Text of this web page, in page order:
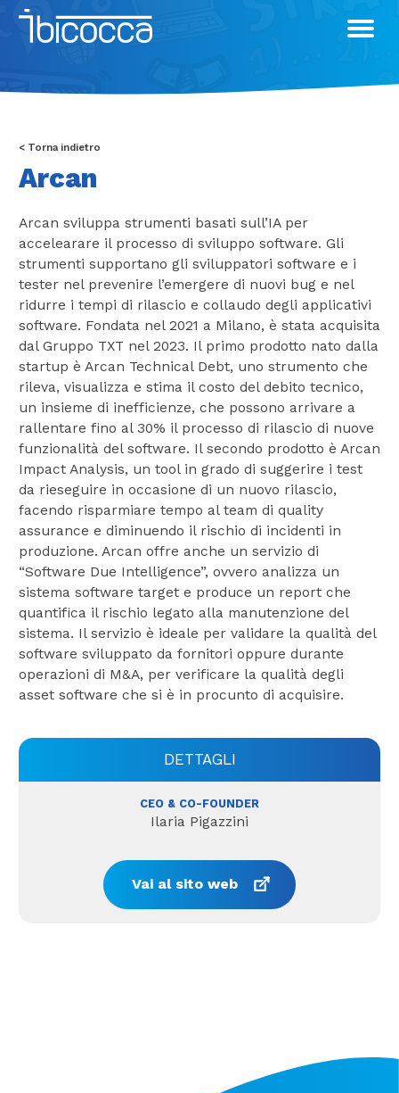
Skip
content
< Torna indietro
Arcan
Arcan sviluppa strumenti basati sull’IA per
accelearare il processo di sviluppo software. Gli
strumenti supportano gli sviluppatori software e i
tester nel prevenire l’emergere di nuovi bug e nel
ridurre i tempi di rilascio e collaudo degli applicativi
software. Fondata nel 2021 a Milano, è stata acquisita
dal Gruppo TXT nel 2023. Il primo prodotto nato dalla
startup è Arcan Technical Debt, uno strumento che
rileva, visualizza e stima il costo del debito tecnico,
un insieme di inefficienze, che possono arrivare a
rallentare fino al 30% il processo di rilascio di nuove
funzionalità del software. Il secondo prodotto è Arcan
Impact Analysis, un tool in grado di suggerire i test
da rieseguire in occasione di un nuovo rilascio,
facendo risparmiare tempo al team di quality
assurance e diminuendo il rischio di incidenti in
produzione. Arcan offre anche un servizio di
“Software Due Intelligence”, ovvero analizza un
sistema software target e produce un report che
quantifica il rischio legato alla manutenzione del
sistema. Il servizio è ideale per validare la qualità del
software sviluppato da fornitori oppure durante
operazioni di M&A, per verificare la qualità degli
asset software che si è in procunto di acquisire.
DETTAGLI
CEO & CO-FOUNDER
Ilaria Pigazzini
Vai al sito web